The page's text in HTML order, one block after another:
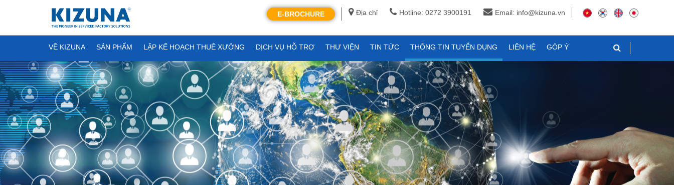
Địa chỉ Hotline: 0272 3900191 Email: info@kizuna.vn
E-BROCHURE
VỀ KIZUNA SẢN PHẨM LẬP KẾ HOẠCH THUÊ XƯỞNG DỊCH VỤ HỖ TRỢ THƯ VIỆN TIN TỨC THÔNG TIN TUYỂN DỤNG LIÊN HỆ GÓP Ý